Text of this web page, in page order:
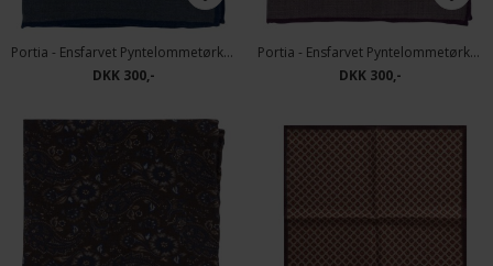
Portia - Ensfarvet Pyntelommetørklæde | Grå med Blå
DKK 300,-
Portia - Ensfarvet Pyntelommetørklæde | Grå med Bordeaux
DKK 300,-